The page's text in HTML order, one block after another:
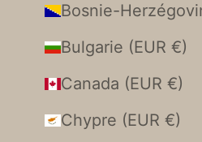
Bulgarie (EUR €)
Canada (EUR €)
Chypre (EUR €)